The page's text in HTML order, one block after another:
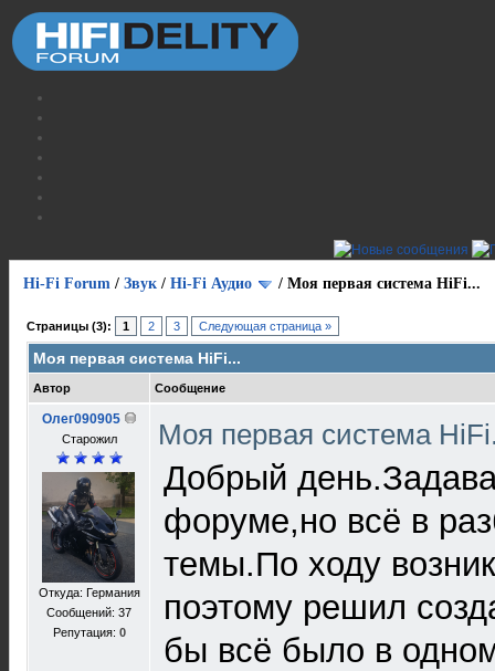
Hi-Fi Forum / Звук / Hi-Fi Аудио / Моя первая система HiFi...
Страницы (3): 1 2 3 Следующая страница »
Моя первая система HiFi...
Автор Сообщение
Олег090905
Старожил
Откуда: Германия
Сообщений: 37
Репутация: 0
Моя первая система
Добрый
форуме,но всё в
темы.По ходу
поэтому решил
бы всё было в